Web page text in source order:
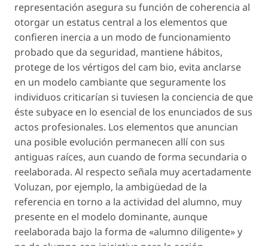
representación asegura su función de coherencia al
otorgar un estatus central a los elementos que
confieren inercia a un modo de funcionamiento
probado que da seguridad, mantiene hábitos,
protege de los vértigos del cam bio, evita anclarse
en un modelo cambiante que seguramente los
individuos criticarían si tuviesen la conciencia de que
éste subyace en lo esencial de los enunciados de sus
actos profesionales. Los elementos que anuncian
una posible evolución permanecen allí con sus
antiguas raíces, aun cuando de forma secundaria o
reelaborada. Al respecto señala muy acertadamente
Voluzan, por ejemplo, la ambigüedad de la
referencia en torno a la actividad del alumno, muy
presente en el modelo dominante, aunque
reelaborada bajo la forma de «alumno diligente» y